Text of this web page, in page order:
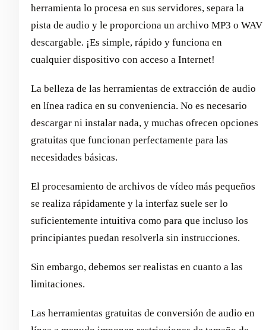
herramienta lo procesa en sus servidores, separa la
pista de audio y le proporciona un archivo MP3 o WAV
descargable. ¡Es simple, rápido y funciona en
cualquier dispositivo con acceso a Internet!
La belleza de las herramientas de extracción de audio
en línea radica en su conveniencia. No es necesario
descargar ni instalar nada, y muchas ofrecen opciones
gratuitas que funcionan perfectamente para las
necesidades básicas.
El procesamiento de archivos de vídeo más pequeños
se realiza rápidamente y la interfaz suele ser lo
suficientemente intuitiva como para que incluso los
principiantes puedan resolverla sin instrucciones.
Sin embargo, debemos ser realistas en cuanto a las
limitaciones.
Las herramientas gratuitas de conversión de audio en